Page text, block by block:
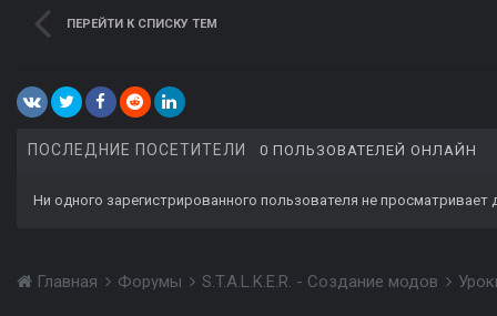
ПЕРЕЙТИ К СПИСКУ ТЕМ
ПОСЛЕДНИЕ ПОСЕТИТЕЛИ 0 ПОЛЬЗОВАТЕЛЕЙ ОНЛАЙН
Ни одного зарегистрированного пользователя не просматривает
Главная Форумы S.T.A.L.K.E.R. - Создание модов